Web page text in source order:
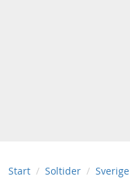
Start Soltider Sverige